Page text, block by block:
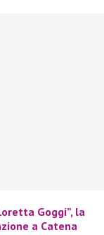
Goggi”, la
a Catena